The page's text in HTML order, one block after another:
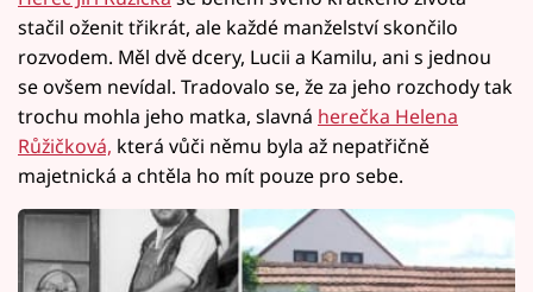
stačil oženit třikrát, ale každé manželství skončilo
rozvodem. Měl dvě dcery, Lucii a Kamilu, ani s jednou
se ovšem nevídal. Tradovalo se, že za jeho rozchody tak
trochu mohla jeho matka, slavná herečka Helena
Růžičková, která vůči němu byla až nepatřičně
majetnická a chtěla ho mít pouze pro sebe.